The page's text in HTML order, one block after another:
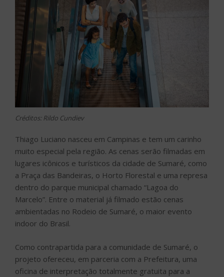
Créditos: Rildo Cundiev
Thiago Luciano nasceu em Campinas e tem um carinho
muito especial pela região. As cenas serão filmadas em
lugares icônicos e turísticos da cidade de Sumaré, como
a Praça das Bandeiras, o Horto Florestal e uma represa
dentro do parque municipal chamado “Lagoa do
Marcelo”. Entre o material já filmado estão cenas
ambientadas no Rodeio de Sumaré, o maior evento
indoor do Brasil.
Como contrapartida para a comunidade de Sumaré, o
projeto ofereceu, em parceria com a Prefeitura, uma
oficina de interpretação totalmente gratuita para a